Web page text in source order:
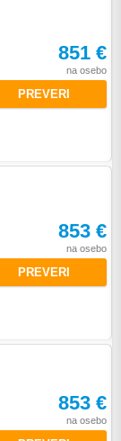
851 €
na osebo
PREVERI
853 €
na osebo
PREVERI
853 €
na osebo